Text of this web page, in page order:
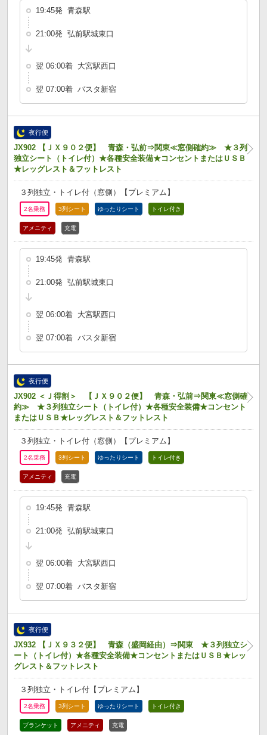
19:45発 青森駅
21:00発 弘前駅城東口
翌 06:00着 大宮駅西口
翌 07:00着 バスタ新宿
夜行便
JX902 【ＪＸ９０２便】 青森・弘前⇒関東≪窓側確約≫ ★３列
独立シート（トイレ付）★各種安全装備★コンセントまたはＵＳＢ
★レッグレスト＆フットレスト
３列独立・トイレ付（窓側）【プレミアム】
2名乗務 3列シート ゆったりシート トイレ付き
アメニティ 充電
19:45発 青森駅
21:00発 弘前駅城東口
翌 06:00着 大宮駅西口
翌 07:00着 バスタ新宿
夜行便
JX902 ＜Ｊ得割＞ 【ＪＸ９０２便】 青森・弘前⇒関東≪窓側確
約≫ ★３列独立シート（トイレ付）★各種安全装備★コンセント
またはＵＳＢ★レッグレスト＆フットレスト
３列独立・トイレ付（窓側）【プレミアム】
2名乗務 3列シート ゆったりシート トイレ付き
アメニティ 充電
19:45発 青森駅
21:00発 弘前駅城東口
翌 06:00着 大宮駅西口
翌 07:00着 バスタ新宿
夜行便
JX932 【ＪＸ９３２便】 青森（盛岡経由）⇒関東 ★３列独立シ
ート（トイレ付）★各種安全装備★コンセントまたはＵＳＢ★レッ
グレスト＆フットレスト
３列独立・トイレ付【プレミアム】
2名乗務 3列シート ゆったりシート トイレ付き
ブランケット アメニティ 充電